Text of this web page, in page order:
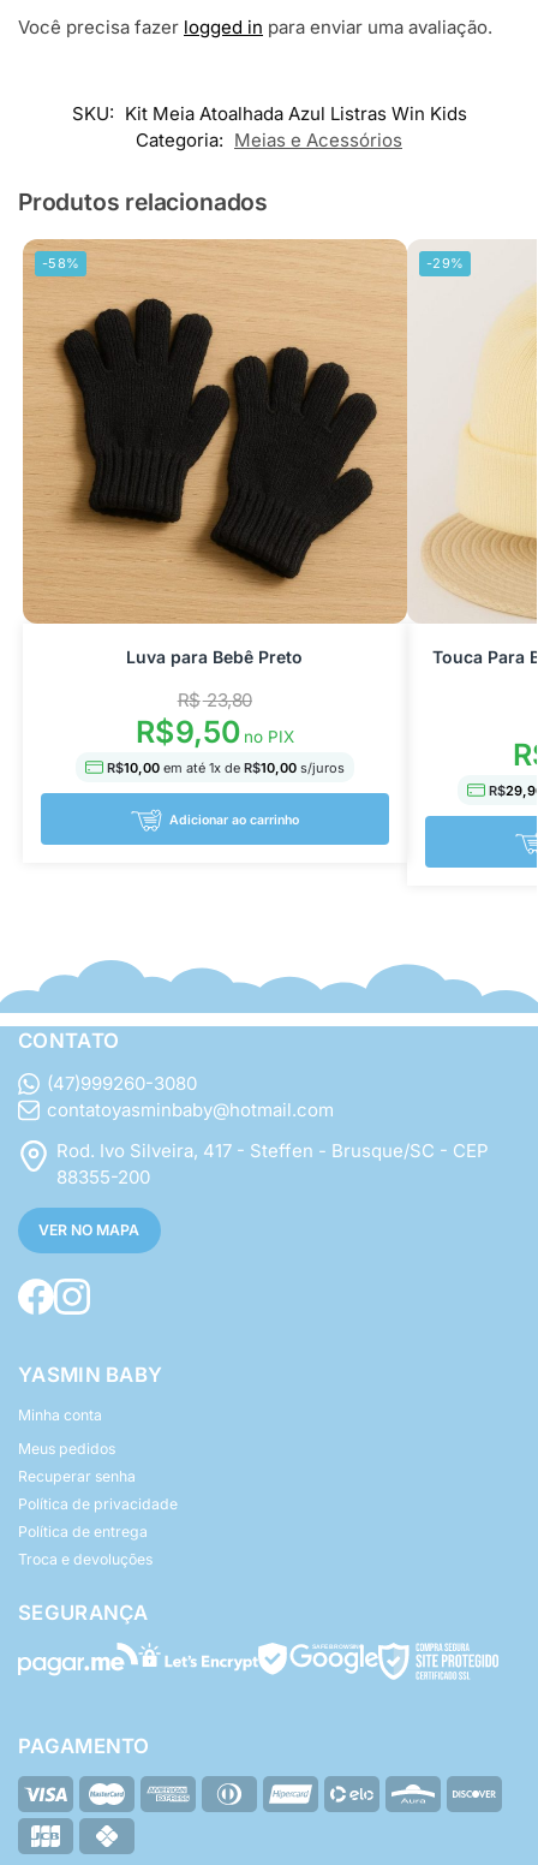
Você precisa fazer logged in para enviar uma avaliação.
SKU: Kit Meia Atoalhada Azul Listras Win Kids
Categoria: Meias e Acessórios
Produtos relacionados
-58%
Luva para Bebê Preto
R$23,80
R$9,50no PIX
R$10,00 em até 1x de R$10,00s/juros
Adicionar ao carrinho
-29%
Touca Para
R$
CONTATO
(47)999260-3080
contatoyasminbaby@hotmail.com
Rod. Ivo Silveira, 417 - Steffen - Brusque/SC - CEP
88355-200
VER NO MAPA
YASMIN BABY
Minha conta
Meus pedidos
Recuperar senha
Política de privacidade
Política de entrega
Troca e devoluções
SEGURANÇA
PAGAMENTO